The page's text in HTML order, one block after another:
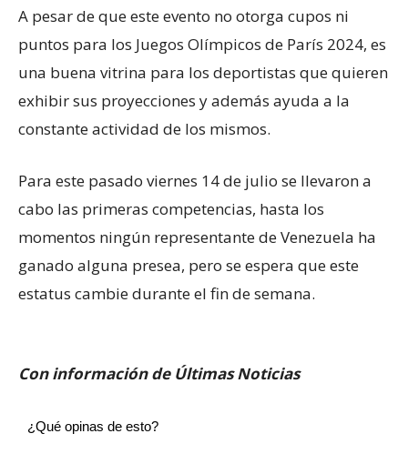
A pesar de que este evento no otorga cupos ni
puntos para los Juegos Olímpicos de París 2024, es
una buena vitrina para los deportistas que quieren
exhibir sus proyecciones y además ayuda a la
constante actividad de los mismos.
Para este pasado viernes 14 de julio se llevaron a
cabo las primeras competencias, hasta los
momentos ningún representante de Venezuela ha
ganado alguna presea, pero se espera que este
estatus cambie durante el fin de semana.
Con información de Últimas Noticias
¿Qué opinas de esto?